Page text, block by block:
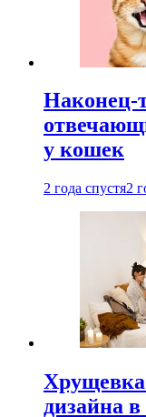
Наконец-
у кошек
2 года спустя2
дизайна